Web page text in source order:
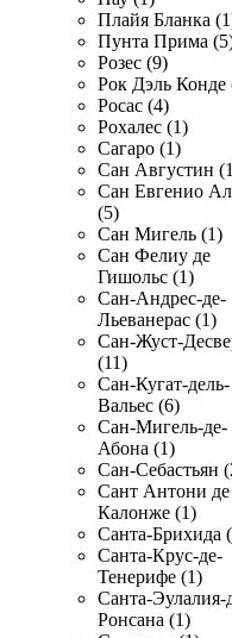
Плайя Бланка
Пунта Прима
Розес (9)
Рок Дэль Конде
Росас (4)
Рохалес (1)
Сагаро (1)
Сан Августин
Сан Евгенио
(5)
Сан Мигель (1)
Сан Фелиу де
Гишольс (1)
Сан-Андрес-де-
Льеванерас (1)
Сан-Жуст-
(11)
Сан-Кугат-дель-
Вальес (6)
Сан-Мигель-де-
Абона (1)
Сан-Себастьян
Сант Антони де
Калонже (1)
Санта-Брихида
Санта-Крус-де-
Тенерифе (1)
Санта-Эулалия-
Ронсана (1)